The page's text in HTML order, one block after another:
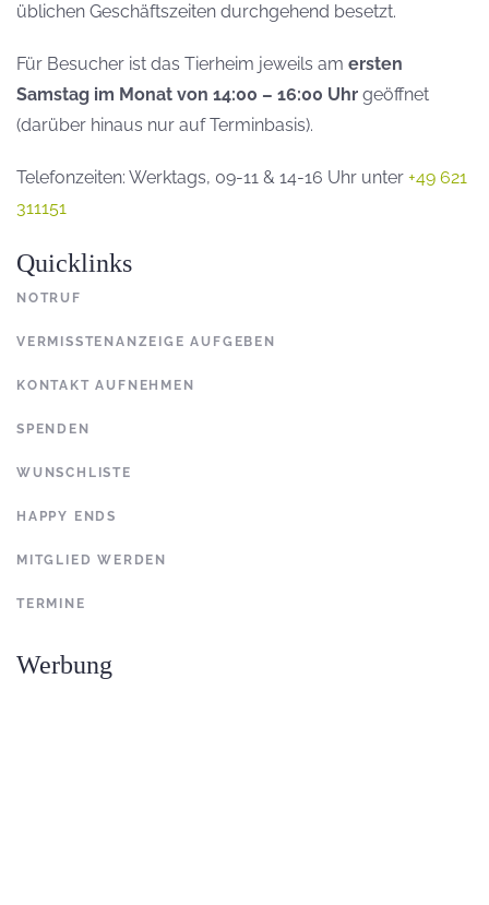
üblichen Geschäftszeiten durchgehend besetzt.
Für Besucher ist das Tierheim jeweils am ersten
Samstag im Monat von 14:00 – 16:00 Uhr geöffnet
(darüber hinaus nur auf Terminbasis).
Telefonzeiten: Werktags, 09-11 & 14-16 Uhr unter +49 621
311151
Quicklinks
NOTRUF
VERMISSTENANZEIGE AUFGEBEN
KONTAKT AUFNEHMEN
SPENDEN
WUNSCHLISTE
HAPPY ENDS
MITGLIED WERDEN
TERMINE
Werbung